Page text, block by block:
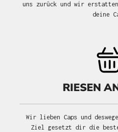
uns zurück und wir
deine
RIESEN
Wir lieben Caps und
Ziel gesetzt dir die beste